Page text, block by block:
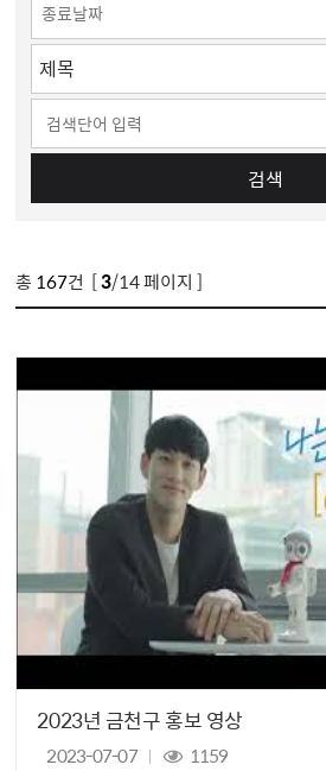
검색
총 167건 [3/14 페이지 ]
2023년 금천구 홍보 영상
2023-07-07 1159